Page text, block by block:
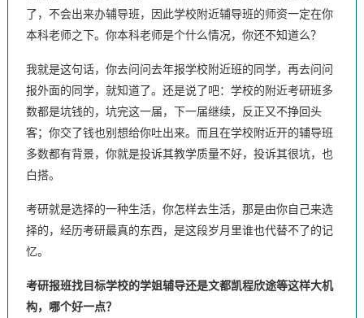
了，不会出来办辅导班，因此学校附近辅导班的师资一定在你
本科老师之下。你本科老师是个什么情况，你还不知道么？
我就是这句话，你去问问去年报学校附近班的同学，再去问问
报外面的同学，就知道了。还是说了吧：学校的附近考研班多
数都是坑钱的，坑完这一届，下一届继续，反正又不挣回头
客；你交了钱也别想给你吐出来。而且在学校附近开的辅导班
多数都有背景，你就是投诉其教学质量不好，投诉其很坑，也
白搭。
考研就是选择的一种生活，你怎样去生活，那是由你自己来选
择的，经历考研最真的东西，是这段岁月里谁也代替不了的记
忆。
考研报班找目标学校的学姐辅导还是文都凯程欣途等这样大机
构，哪个好一点？